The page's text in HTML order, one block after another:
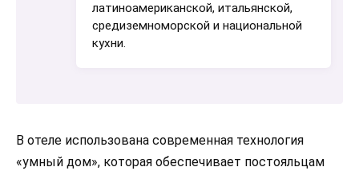
латиноамериканской, итальянской,
средиземноморской и национальной
кухни.
В отеле использована современная технология
«умный дом», которая обеспечивает постояльцам